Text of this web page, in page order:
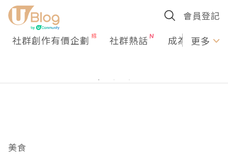
會員登記
社群創作有價企劃 社群熱話 成為U更多
美食